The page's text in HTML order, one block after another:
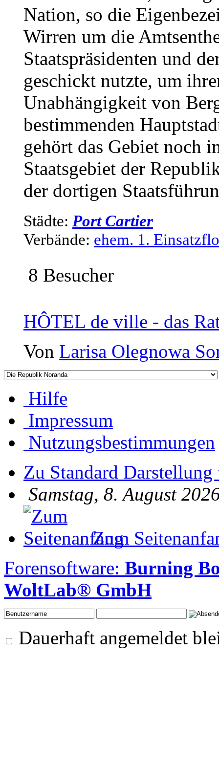
Nation, so die
Wirren um die
Staatspräsidenten und
geschickt nutzte, um
Unabhängigkeit von
bestimmenden
gehört das Gebiet noch
Staatsgebiet der
der dortigen
Städte: Port Cartier
Verbände: ehem. 1.
8 Besucher
HÔTEL de ville - das
Von Larisa Olegnowa
Hilfe
Impressum
Nutzungsbestimmungen
Zu Standard Darstellung
Samstag, 8. August
Zum
Forensoftware: Burning
WoltLab® GmbH
Dauerhaft angemeldet